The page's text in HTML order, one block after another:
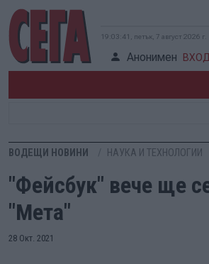
19:03:42, петък, 7 август 2026 г.
Анонимен
ВОДЕЩИ НОВИНИ НАУКА И ТЕХНОЛОГИИ
"Фейсбук" вече ще
"Мета"
28 Окт. 2021